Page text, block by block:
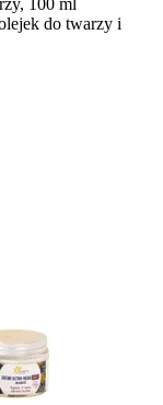
do twarzy i